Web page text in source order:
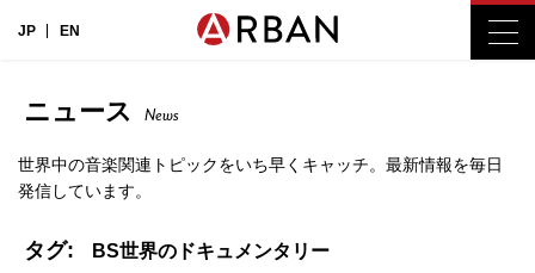
JP EN
ニュース News
世界中の音楽関連トピックをいち早くキャッチ。最新情報を毎日
発信しています。
タグ: BS世界のドキュメンタリー